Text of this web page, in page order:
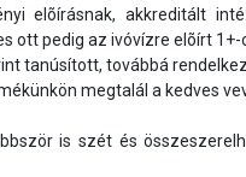
elõírásnak, akkreditált
ott pedig az ivóvízre elõírt
tanúsított, továbbá
megtalál a kedves
is szét és